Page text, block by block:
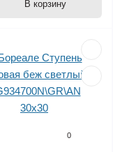
В корзину
0